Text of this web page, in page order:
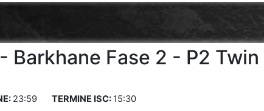
Barkhane Fase 2 - P2 Twin
23:59 15:30